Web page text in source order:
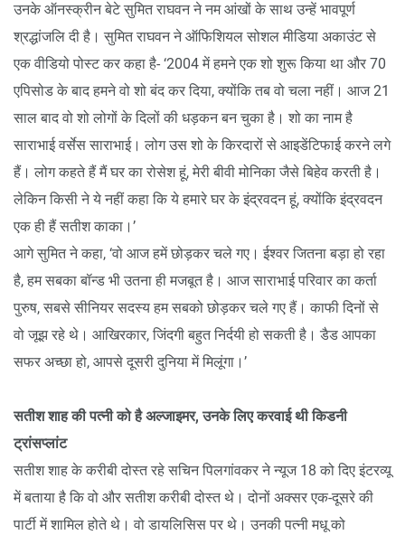
उनके ऑनस्क्रीन बेटे सुमित राघवन ने नम आंखों के साथ उन्हें भावपूर्ण
श्रद्धांजलि दी है। सुमित राघवन ने ऑफिशियल सोशल मीडिया अकाउंट से
एक वीडियो पोस्ट कर कहा है- ‘2004 में हमने एक शो शुरू किया था और 70
एपिसोड के बाद हमने वो शो बंद कर दिया, क्योंकि तब वो चला नहीं। आज 21
साल बाद वो शो लोगों के दिलों की धड़कन बन चुका है। शो का नाम है
साराभाई वर्सेस साराभाई। लोग उस शो के किरदारों से आइडेंटिफाई करने लगे
हैं। लोग कहते हैं मैं घर का रोसेश हूं, मेरी बीवी मोनिका जैसे बिहेव करती है।
लेकिन किसी ने ये नहीं कहा कि ये हमारे घर के इंद्रवदन हूं, क्योंकि इंद्रवदन
एक ही हैं सतीश काका।’
आगे सुमित ने कहा, ‘वो आज हमें छोड़कर चले गए। ईश्वर जितना बड़ा हो रहा
है, हम सबका बॉन्ड भी उतना ही मजबूत है। आज साराभाई परिवार का कर्ता
पुरुष, सबसे सीनियर सदस्य हम सबको छोड़कर चले गए हैं। काफी दिनों से
वो जूझ रहे थे। आखिरकार, जिंदगी बहुत निर्दयी हो सकती है। डैड आपका
सफर अच्छा हो, आपसे दूसरी दुनिया में मिलूंगा।’
सतीश शाह की पत्नी को है अल्जाइमर, उनके लिए करवाई थी किडनी
ट्रांसप्लांट
सतीश शाह के करीबी दोस्त रहे सचिन पिलगांवकर ने न्यूज 18 को दिए इंटरव्यू
में बताया है कि वो और सतीश करीबी दोस्त थे। दोनों अक्सर एक-दूसरे की
पार्टी में शामिल होते थे। वो डायलिसिस पर थे। उनकी पत्नी मधू को